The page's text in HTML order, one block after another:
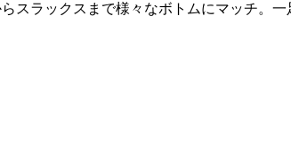
スラックスまで様々なボトムにマッチ。